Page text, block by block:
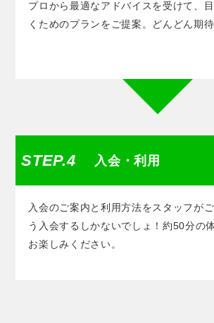
プロから最適なアドバイスを受けて、
くためのプランをご提案。どんどん期
STEP.4 入会・利用
入会のご案内と利用方法をスタッフが
う入会するしかないでしょ！約50分の
お楽しみください。